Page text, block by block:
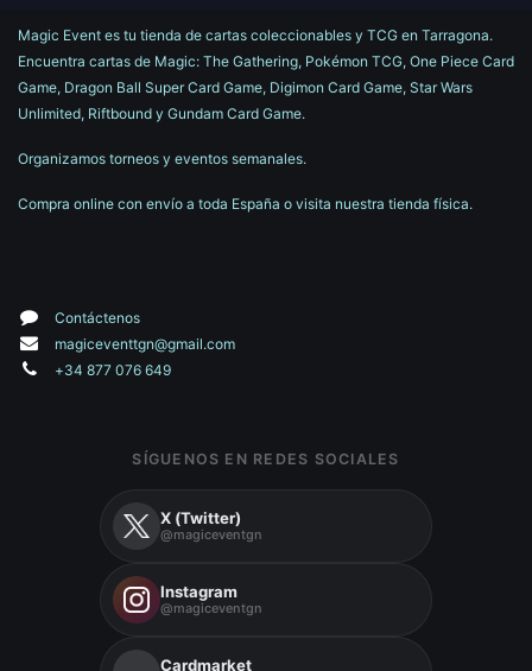
Magic Event es tu tienda de cartas coleccionables y TCG en Tarragona.
Encuentra cartas de Magic: The Gathering, Pokémon TCG, One Piece Card
Game, Dragon Ball Super Card Game, Digimon Card Game, Star Wars
Unlimited, Riftbound y Gundam Card Game.
Organizamos torneos y eventos semanales.
Compra online con envío a toda España o visita nuestra tienda física.
Contáctenos
magiceventtgn@gmail.com
+34 877 076 649
SÍGUENOS EN REDES SOCIALES
X (Twitter)
@magiceventgn
Instagram
@magiceventgn
Cardmarket